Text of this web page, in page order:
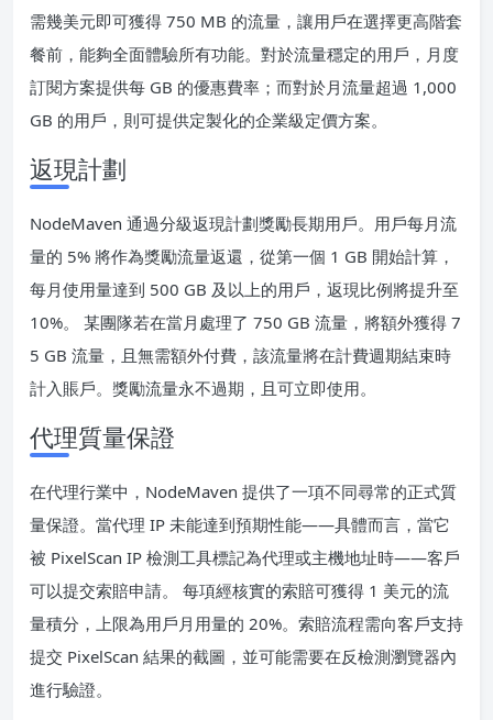
需幾美元即可獲得 750 MB 的流量，讓用戶在選擇更高階套
餐前，能夠全面體驗所有功能。對於流量穩定的用戶，月度
訂閱方案提供每 GB 的優惠費率；而對於月流量超過 1,000
GB 的用戶，則可提供定製化的企業級定價方案。
返現計劃
NodeMaven 通過分級返現計劃獎勵長期用戶。用戶每月流
量的 5% 將作為獎勵流量返還，從第一個 1 GB 開始計算，
每月使用量達到 500 GB 及以上的用戶，返現比例將提升至
10%。 某團隊若在當月處理了 750 GB 流量，將額外獲得 7
5 GB 流量，且無需額外付費，該流量將在計費週期結束時
計入賬戶。獎勵流量永不過期，且可立即使用。
代理質量保證
在代理行業中，NodeMaven 提供了一項不同尋常的正式質
量保證。當代理 IP 未能達到預期性能——具體而言，當它
被 PixelScan IP 檢測工具標記為代理或主機地址時——客戶
可以提交索賠申請。 每項經核實的索賠可獲得 1 美元的流
量積分，上限為用戶月用量的 20%。索賠流程需向客戶支持
提交 PixelScan 結果的截圖，並可能需要在反檢測瀏覽器內
進行驗證。